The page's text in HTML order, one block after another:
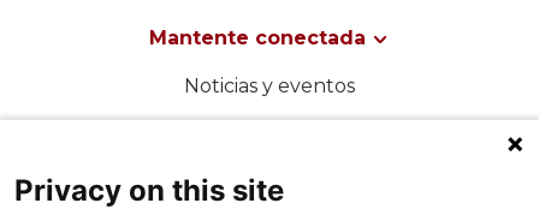
Mantente conectada
Noticias y eventos
Privacy on this site